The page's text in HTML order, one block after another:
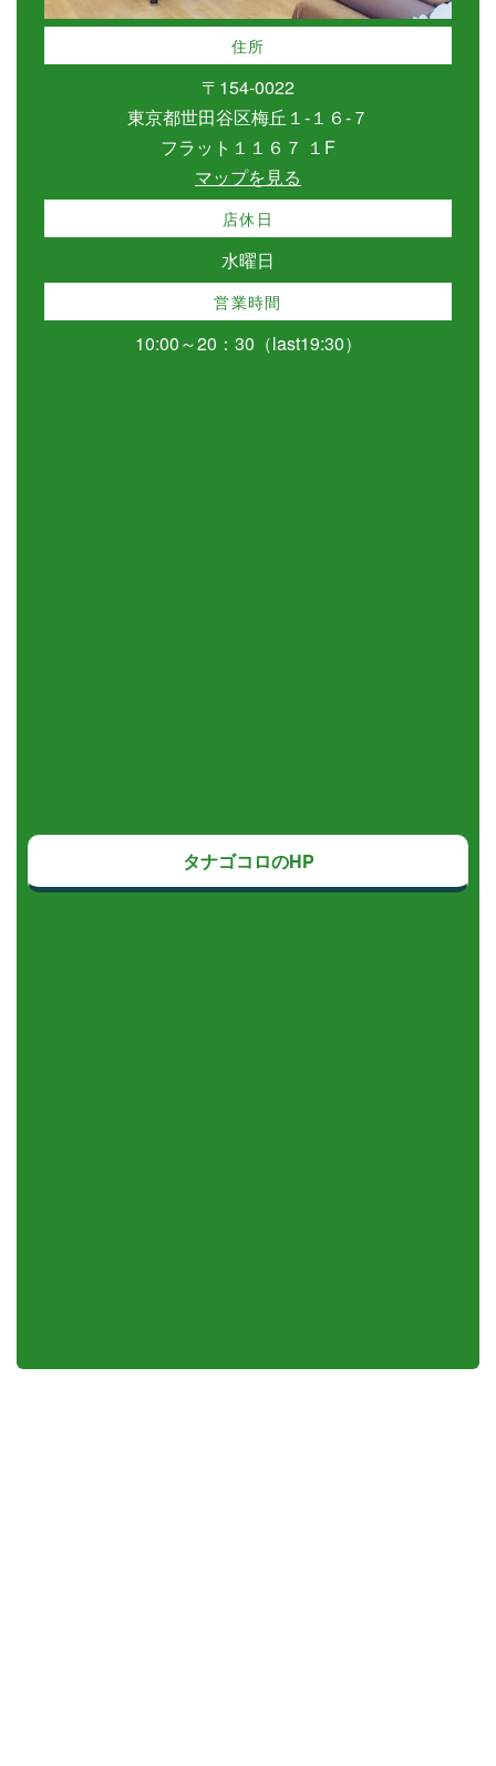
住所
〒154-0022
東京都世田谷区梅丘１-１６-７
フラット１１６７ １F
マップを見る
店休日
水曜日
営業時間
10:00～20：30（last19:30）
タナゴコロのHP